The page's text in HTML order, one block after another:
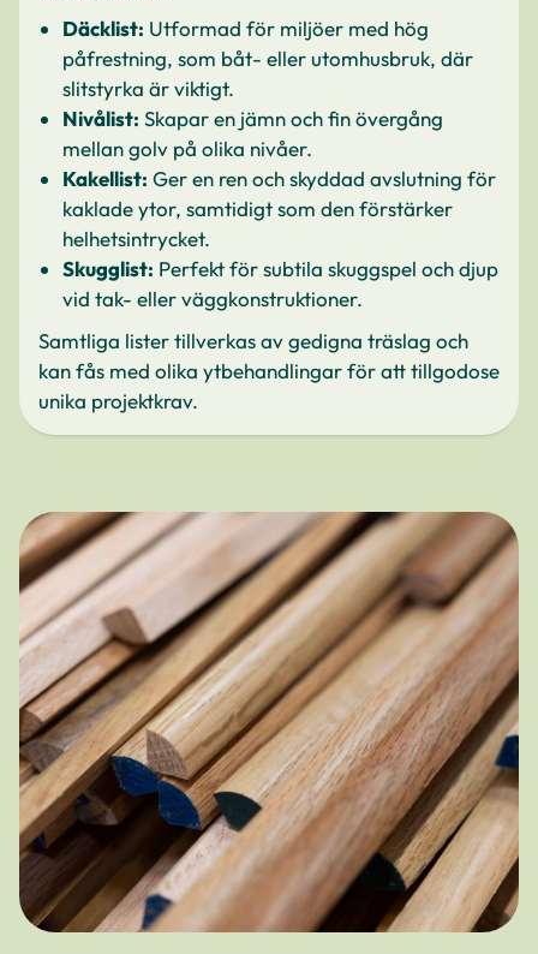
Däcklist: Utformad för miljöer med hög
påfrestning, som båt- eller utomhusbruk, där
slitstyrka är viktigt.
Nivålist: Skapar en jämn och fin övergång
mellan golv på olika nivåer.
Kakellist: Ger en ren och skyddad avslutning för
kaklade ytor, samtidigt som den förstärker
helhetsintrycket.
Skugglist: Perfekt för subtila skuggspel och djup
vid tak- eller väggkonstruktioner.
Samtliga lister tillverkas av gedigna träslag och
kan fås med olika ytbehandlingar för att tillgodose
unika projektkrav.